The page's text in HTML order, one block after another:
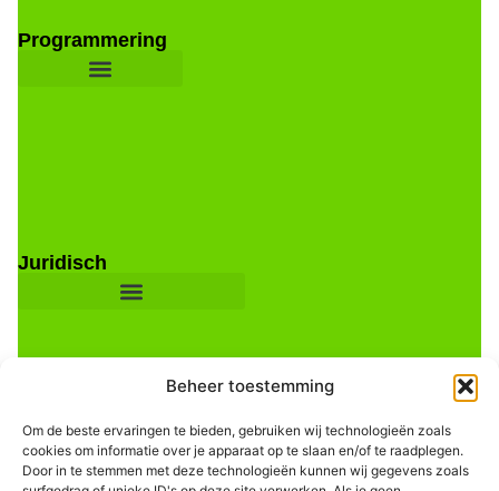
Beheer toestemming
Om de beste ervaringen te bieden, gebruiken wij technologieën zoals
cookies om informatie over je apparaat op te slaan en/of te raadplegen.
Door in te stemmen met deze technologieën kunnen wij gegevens zoals
Programmering
Juridisch
Informatie